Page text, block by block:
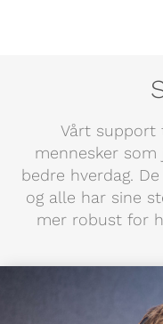
Vårt support
mennesker
bedre hverdag.
og alle har sine
mer robust for